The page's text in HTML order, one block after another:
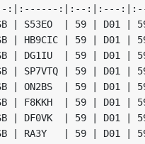
:|:------:|:--:|:---
| S53EO  | 59 | D01 |
| HB9CIC | 59 | D01 |
| DG1IU  | 59 | D01 |
| SP7VTQ | 59 | D01 |
| ON2BS  | 59 | D01 |
| F8KKH  | 59 | D01 |
| DF0VK  | 59 | D01 |
| RA3Y   | 59 | D01 |